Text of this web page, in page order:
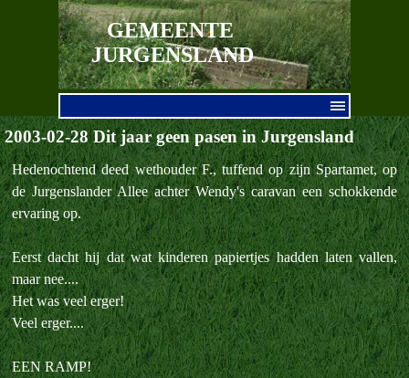
Ga naar de inhoud
GEMEENTE
JURGENSLAND
2003-02-28 Dit jaar geen pasen in Jurgensland
Hedenochtend deed wethouder F., tuffend op zijn Spartamet, op
de Jurgenslander Allee achter Wendy's caravan een schokkende
ervaring op.
Eerst dacht hij dat wat kinderen papiertjes hadden laten vallen,
maar nee....
Het was veel erger!
Veel erger....
EEN RAMP!